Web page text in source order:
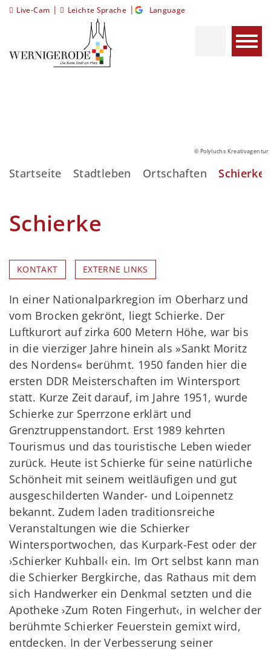
Live-Cam | Leichte Sprache | Language
© Polyluchs Kreativagentur
Startseite Stadtleben Ortschaften Schierke
Schierke
KONTAKT EXTERNE LINKS
In einer Nationalparkregion im Oberharz und
vom Brocken gekrönt, liegt Schierke. Der
Luftkurort auf zirka 600 Metern Höhe, war bis
in die vierziger Jahre hinein als »Sankt Moritz
des Nordens« berühmt. 1950 fanden hier die
ersten DDR Meisterschaften im Wintersport
statt. Kurze Zeit darauf, im Jahre 1951, wurde
Schierke zur Sperrzone erklärt und
Grenztruppen­standort. Erst 1989 kehrten
Tourismus und das touristische Leben wieder
zurück. Heute ist Schierke für seine natürliche
Schönheit mit seinem weitläufigen und gut
ausgeschilderten Wander- und Loipennetz
bekannt. Zudem laden traditionsreiche
Veranstaltungen wie die Schierker
Wintersportwochen, das Kurpark-Fest oder der
›Schierker Kuhball‹ ein. Im Ort selbst kann man
die Schierker Bergkirche, das Rathaus mit dem
sich Handwerker ein Denkmal setzten und die
Apotheke ›Zum Roten Fingerhut‹, in welcher der
berühmte Schierker Feuerstein gemixt wird,
entdecken. In der Verbesserung seiner